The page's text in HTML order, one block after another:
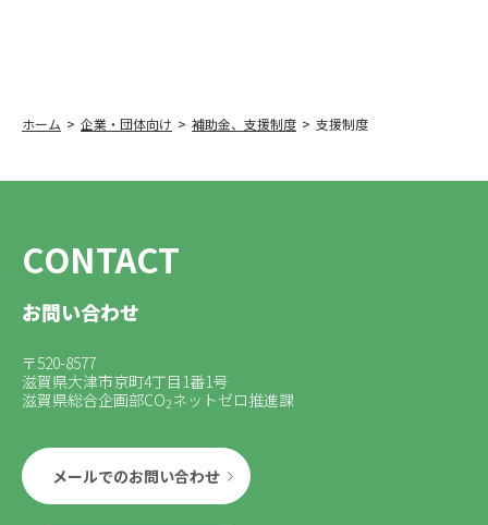
ホーム 企業・団体向け 補助金、支援制度 支援制度
CONTACT
お問い合わせ
〒520-8577
滋賀県大津市京町4丁目1番1号
滋賀県総合企画部CO2ネットゼロ推進課
メールでのお問い合わせ